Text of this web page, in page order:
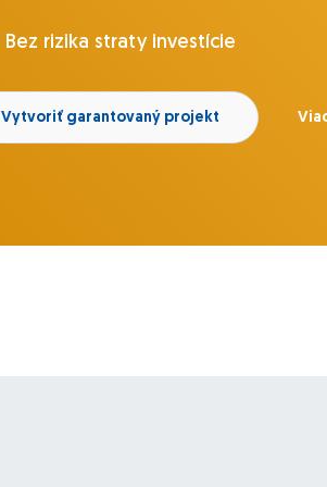
Bez rizika straty investície
Vytvoriť garantovaný projekt